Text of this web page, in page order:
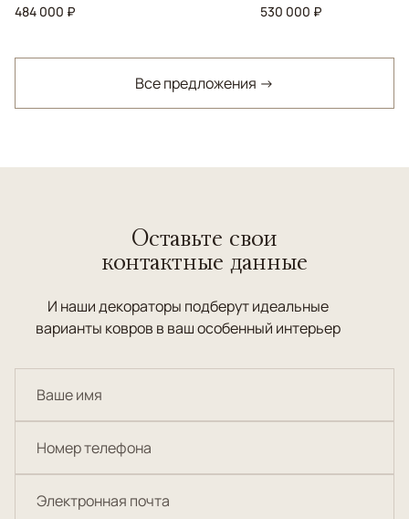
484 000 ₽
530 000 ₽
Все предложения →
Оставьте свои
контактные данные
И наши декораторы подберут идеальные
варианты ковров в ваш особенный интерьер